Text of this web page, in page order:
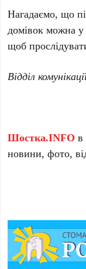
Нагадаємо, що
домівок можна у
щоб
Відділ
Шостка.INFO в
новини, фото,